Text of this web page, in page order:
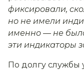
фиксировали,
но не имели
именно — не
эти индикаторы
По долгу службы